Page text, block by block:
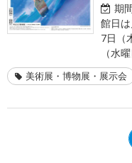
期
館日
7日（
（水
美術展・博物展・展示会